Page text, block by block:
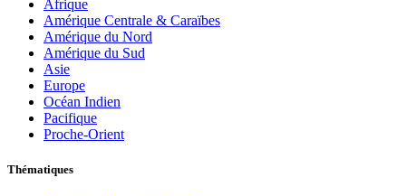
Afrique
Amérique Centrale & Caraïbes
Amérique du Nord
Amérique du Sud
Asie
Europe
Océan Indien
Pacifique
Proche-Orient
Thématiques